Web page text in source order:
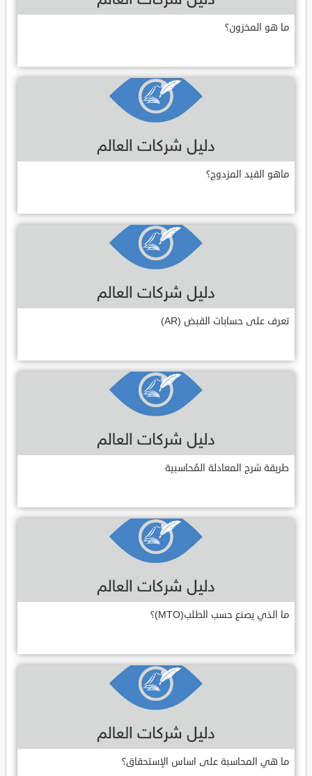
ما هو المخزون؟
ماهو القيد المزدوج؟
تعرف على حسابات القبض (AR)
طريقة شرح المعادلة المُحاسبية
ما الذي يصنع حسب الطلب(MTO)؟
ما هي المحاسبة على اساس الإستحقاق؟